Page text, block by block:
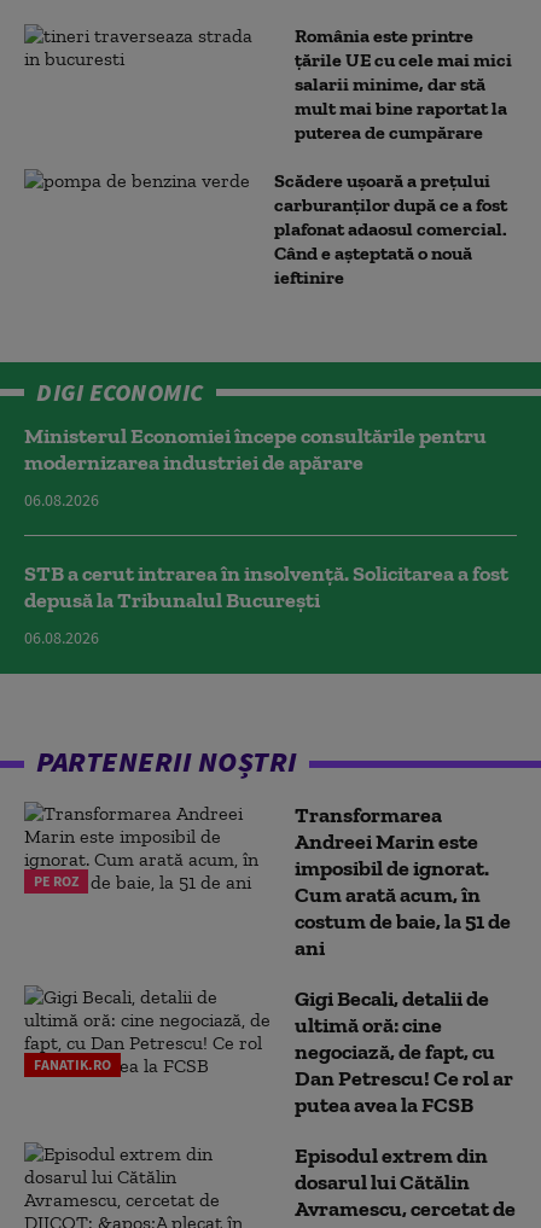
România este printre
țările UE cu cele mai mici
salarii minime, dar stă
mult mai bine raportat la
puterea de cumpărare
Scădere ușoară a prețului
carburanților după ce a fost
plafonat adaosul comercial.
Când e așteptată o nouă
ieftinire
DIGI ECONOMIC
Ministerul Economiei începe consultările pentru
modernizarea industriei de apărare
06.08.2026
STB a cerut intrarea în insolvență. Solicitarea a fost
depusă la Tribunalul București
06.08.2026
PARTENERII NOȘTRI
PE ROZ
Transformarea
Andreei Marin este
imposibil de ignorat.
Cum arată acum, în
costum de baie, la 51 de
ani
FANATIK.RO
Gigi Becali, detalii de
ultimă oră: cine
negociază, de fapt, cu
Dan Petrescu! Ce rol ar
putea avea la FCSB
Episodul extrem din
dosarul lui Cătălin
Avramescu, cercetat de